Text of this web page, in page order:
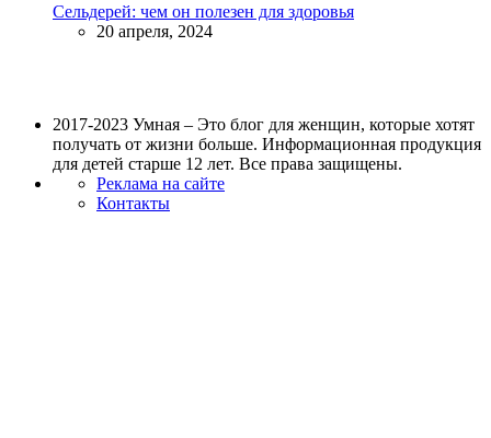
Сельдерей: чем он полезен для здоровья
20 апреля, 2024
2017-2023 Умная – Это блог для женщин, которые хотят
получать от жизни больше. Информационная продукция
для детей старше 12 лет. Все права защищены.
Реклама на сайте
Контакты